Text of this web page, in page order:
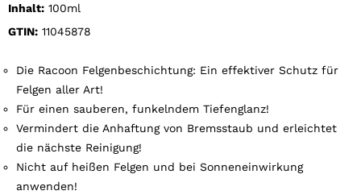
Inhalt: 100ml
GTIN: 11045878
Die Racoon Felgenbeschichtung: Ein effektiver Schutz für
Felgen aller Art!
Für einen sauberen, funkelndem Tiefenglanz!
Vermindert die Anhaftung von Bremsstaub und erleichtet
die nächste Reinigung!
Nicht auf heißen Felgen und bei Sonneneinwirkung
anwenden!